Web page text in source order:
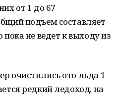
от 1 до 67
подъем составляет
пока не ведет к выходу из
очистились ото льда 1
редкий ледоход, на